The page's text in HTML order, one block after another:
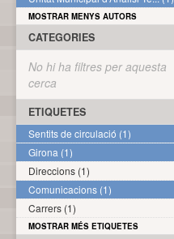
MOSTRAR MENYS AUTORS
CATEGORIES
No hi ha filtres per aquesta
cerca
ETIQUETES
Sentits de circulació (1)
Girona (1)
Direccions (1)
Comunicacions (1)
Carrers (1)
MOSTRAR MÉS ETIQUETES